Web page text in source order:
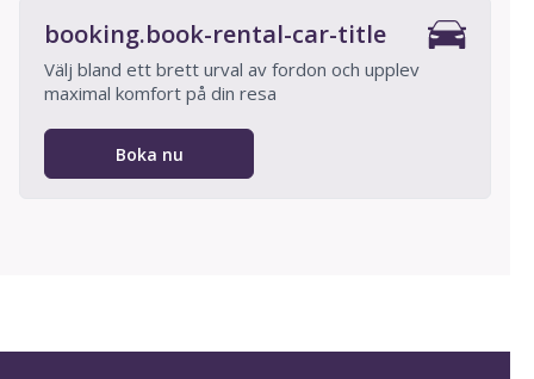
booking.book-rental-car-title
Välj bland ett brett urval av fordon och upplev
maximal komfort på din resa
Boka nu